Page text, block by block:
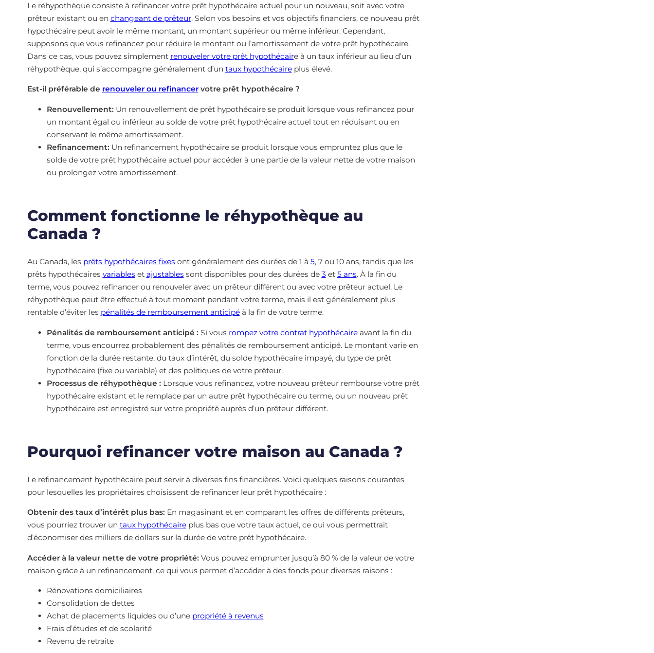
Le réhypothèque consiste à refinancer votre prêt hypothécaire actuel pour un nouveau, soit avec votre
prêteur existant ou en changeant de prêteur. Selon vos besoins et vos objectifs financiers, ce nouveau prêt
hypothécaire peut avoir le même montant, un montant supérieur ou même inférieur. Cependant,
supposons que vous refinancez pour réduire le montant ou l’amortissement de votre prêt hypothécaire.
Dans ce cas, vous pouvez simplement renouveler votre prêt hypothécaire à un taux inférieur au lieu d’un
réhypothèque, qui s’accompagne généralement d’un taux hypothécaireplus élevé.
Est-il préférable de renouveler ou refinancervotre prêt hypothécaire ?
Renouvellement: Un renouvellement de prêt hypothécaire se produit lorsque vous refinancez pour
un montant égal ou inférieur au solde de votre prêt hypothécaire actuel tout en réduisant ou en
conservant le même amortissement.
Refinancement: Un refinancement hypothécaire se produit lorsque vous empruntez plus que le
solde de votre prêt hypothécaire actuel pour accéder à une partie de la valeur nette de votre maison
ou prolongez votre amortissement.
Comment fonctionne le réhypothèque au
Canada ?
Au Canada, les prêts hypothécaires fixes ont généralement des durées de 1 à 5, 7 ou 10 ans, tandis que les
prêts hypothécaires variables et ajustables sont disponibles pour des durées de 3 et 5 ans. À la fin du
terme, vous pouvez refinancer ou renouveler avec un prêteur différent ou avec votre prêteur actuel. Le
réhypothèque peut être effectué à tout moment pendant votre terme, mais il est généralement plus
rentable d’éviter les pénalités de remboursement anticipéà la fin de votre terme.
Pénalités de remboursement anticipé : Si vous rompez votre contrat hypothécaireavant la fin du
terme, vous encourrez probablement des pénalités de remboursement anticipé. Le montant varie en
fonction de la durée restante, du taux d’intérêt, du solde hypothécaire impayé, du type de prêt
hypothécaire (fixe ou variable) et des politiques de votre prêteur.
Processus de réhypothèque : Lorsque vous refinancez, votre nouveau prêteur rembourse votre prêt
hypothécaire existant et le remplace par un autre prêt hypothécaire ou terme, ou un nouveau prêt
hypothécaire est enregistré sur votre propriété auprès d’un prêteur différent.
Pourquoi refinancer votre maison au Canada ?
Le refinancement hypothécaire peut servir à diverses fins financières. Voici quelques raisons courantes
pour lesquelles les propriétaires choisissent de refinancer leur prêt hypothécaire :
Obtenir des taux d’intérêt plus bas: En magasinant et en comparant les offres de différents prêteurs,
vous pourriez trouver un taux hypothécaireplus bas que votre taux actuel, ce qui vous permettrait
d’économiser des milliers de dollars sur la durée de votre prêt hypothécaire.
Accéder à la valeur nette de votre propriété: Vous pouvez emprunter jusqu’à 80 % de la valeur de votre
maison grâce à un refinancement, ce qui vous permet d’accéder à des fonds pour diverses raisons :
Rénovations domiciliaires
Consolidation de dettes
Achat de placements liquides ou d’une propriété à revenus
Frais d’études et de scolarité
Revenu de retraite